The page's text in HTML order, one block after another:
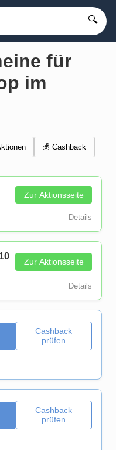
🔍
für
im
💰 Cashback
Zur Aktionsseite
Details
Zur Aktionsseite
Details
Cashback
prüfen
Cashback
prüfen